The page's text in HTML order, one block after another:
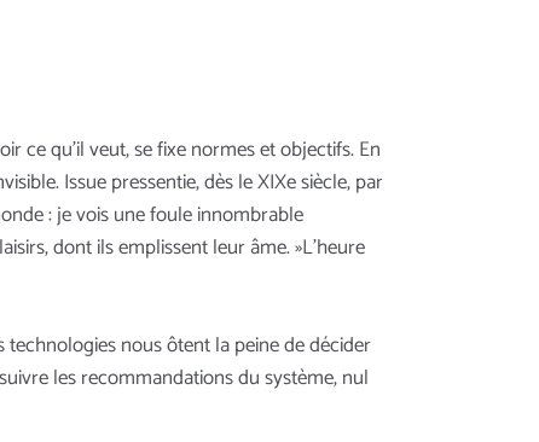
ce qu'il veut, se fixe normes et objectifs. En
Issue pressentie, dès le XIXe siècle, par
: je vois une foule innombrable
dont ils emplissent leur âme. »L'heure
nous ôtent la peine de décider
les recommandations du système, nul